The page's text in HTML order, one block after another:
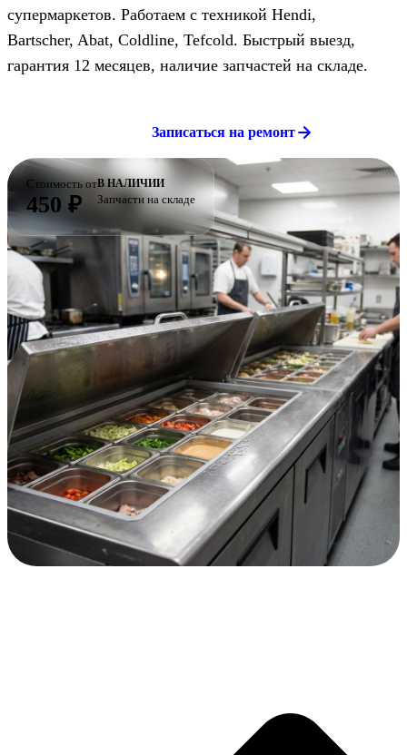
супермаркетов. Работаем с техникой Hendi,
Bartscher, Abat, Coldline, Tefcold. Быстрый выезд,
гарантия 12 месяцев, наличие запчастей на складе.
Записаться на ремонт
Стоимость от
450 ₽
В НАЛИЧИИ
Запчасти на складе